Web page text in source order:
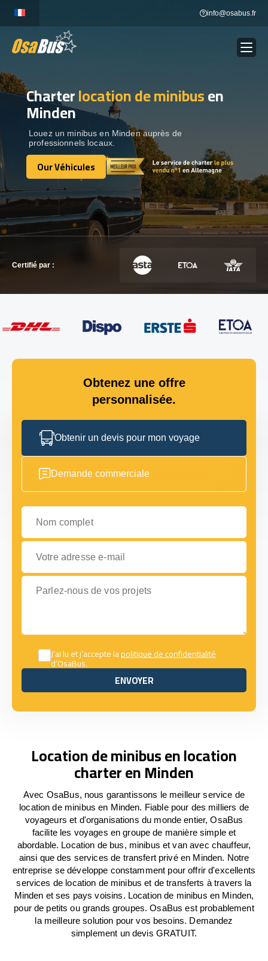
content
info@osabus.fr
LOCATION DE BUS Show dropdown
DESTINATIONS
OUR VÉHICULES
CONTACTEZ-NOUS
CONTACTEZ-NOUS
Charterlocation de minibusen
Minden
Louez un minibus en Minden auprès de
professionnels locaux.
Our Véhicules
Our Véhicules
Certifié par :
Obtenez une offre
personnalisée.
Obtenir un devis pour mon voyage
Demande commerciale
Nom complet
Votre adresse e-mail
Parlez-nous de vos projets
J’ai lu et j’accepte lapolitique de confidentialité
d’OsaBus.
ENVOYER
ENVOYER
Location de minibus en location
charter en Minden
Avec OsaBus, nous garantissons le meilleur service de
location de minibus en Minden. Fiable pour des milliers de
voyageurs et d'organisations du monde entier, OsaBus
facilite les voyages en groupe de manière simple et
abordable. Location de bus, minibus et van avec chauffeur,
ainsi que des services de transfert privé en Minden. Notre
entreprise se développe constamment pour offrir d'excellents
services de location de minibus et de transferts à travers la
Minden et ses pays voisins. Location de minibus en Minden,
pour de petits ou grands groupes. OsaBus est probablement
la meilleure solution pour vos besoins. Demandez
simplement un devis GRATUIT.